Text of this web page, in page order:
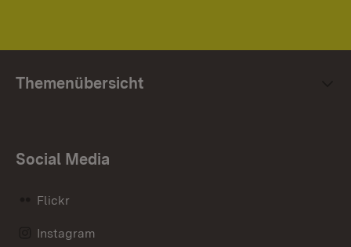
Themenübersicht
Social Media
Flickr
Instagram